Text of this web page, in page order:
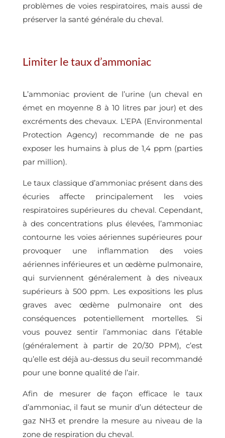
problèmes de voies respiratoires, mais aussi de
préserver la santé générale du cheval.
Limiter le taux d’ammoniac
L’ammoniac provient de l’urine (un cheval en
émet en moyenne 8 à 10 litres par jour) et des
excréments des chevaux. L’EPA (Environmental
Protection Agency) recommande de ne pas
exposer les humains à plus de 1,4 ppm (parties
par million).
Le taux classique d’ammoniac présent dans des
écuries affecte principalement les voies
respiratoires supérieures du cheval. Cependant,
à des concentrations plus élevées, l’ammoniac
contourne les voies aériennes supérieures pour
provoquer une inflammation des voies
aériennes inférieures et un œdème pulmonaire,
qui surviennent généralement à des niveaux
supérieurs à 500 ppm. Les expositions les plus
graves avec œdème pulmonaire ont des
conséquences potentiellement mortelles. Si
vous pouvez sentir l’ammoniac dans l’étable
(généralement à partir de 20/30 PPM), c’est
qu’elle est déjà au-dessus du seuil recommandé
pour une bonne qualité de l’air.
Afin de mesurer de façon efficace le taux
d’ammoniac, il faut se munir d’un détecteur de
gaz NH3 et prendre la mesure au niveau de la
zone de respiration du cheval.